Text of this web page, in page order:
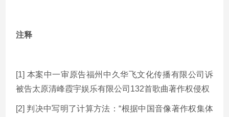
注释
[1] 本案中一审原告福州中久华飞文化传播有限公司诉
被告太原清峰霞宇娱乐有限公司132首歌曲著作权侵权
[2] 判决中写明了计算方法：“根据中国音像著作权集体